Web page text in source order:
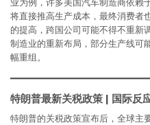
业为例，许多美国汽车制造商依赖
将直接推高生产成本，最终消费者
的提高，跨国公司可能不得不重新
制造业的重新布局，部分生产线可
幅重组。
特朗普最新关税政策 | 国际反
特朗普的关税政策宣布后，全球主